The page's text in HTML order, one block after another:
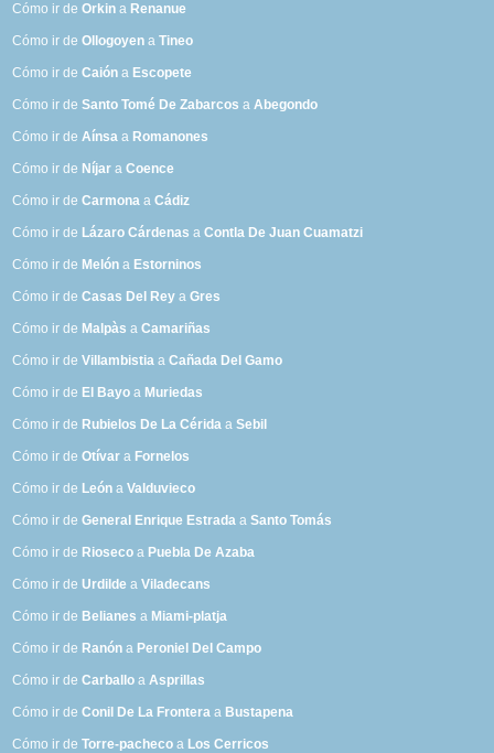
Cómo ir deOrkin a Renanue
Cómo ir deOllogoyen aTineo
Cómo ir deCaión a Escopete
Cómo ir deSanto Tomé De Zabarcos aAbegondo
Cómo ir deAínsa a Romanones
Cómo ir de Níjar aCoence
Cómo ir deCarmona aCádiz
Cómo ir de Lázaro Cárdenas aContla De Juan Cuamatzi
Cómo ir de Melón a Estorninos
Cómo ir deCasas Del Rey aGres
Cómo ir de Malpàs aCamariñas
Cómo ir deVillambistia aCañada Del Gamo
Cómo ir de El Bayo a Muriedas
Cómo ir de Rubielos De La Cérida aSebil
Cómo ir deOtívar a Fornelos
Cómo ir de León aValduvieco
Cómo ir deGeneral Enrique Estrada aSanto Tomás
Cómo ir de Rioseco a Puebla De Azaba
Cómo ir deUrdilde aViladecans
Cómo ir de Belianes a Miami-platja
Cómo ir de Ranón a Peroniel Del Campo
Cómo ir deCarballo aAsprillas
Cómo ir deConil De La Frontera a Bustapena
Cómo ir deTorre-pacheco a Los Cerricos